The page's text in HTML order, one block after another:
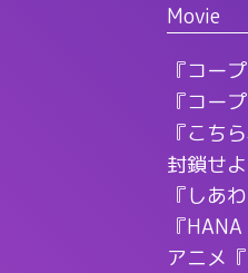
Movie
『コー
『コー
『こち
封鎖せ
『しあ
『
アニメ